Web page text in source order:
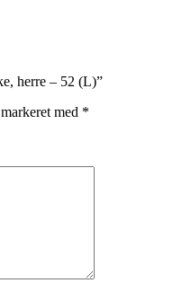
herre – 52 (L)”
med *